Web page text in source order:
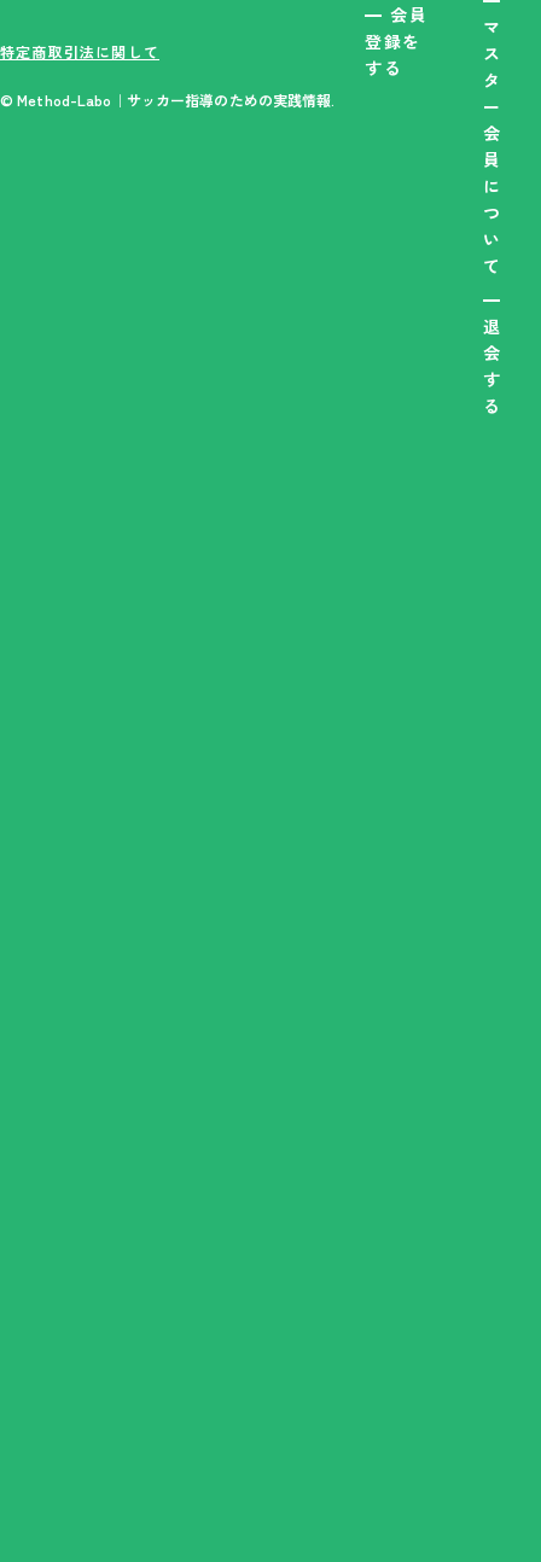
特定商取引法に関して
© Method-Labo｜サッカー指導のための実践情報.
会員
登録を
する
マ
ス
タ
ー
会
員
に
つ
い
て
退
会
す
る